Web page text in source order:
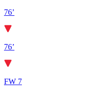
76’
76’
FW 7